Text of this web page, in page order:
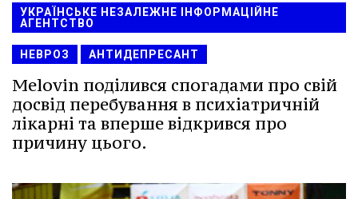
УКРАЇНСЬКЕ НЕЗАЛЕЖНЕ ІНФОРМАЦІЙНЕ
АГЕНТСТВО
НЕВРОЗ АНТИДЕПРЕСАНТ
Melovin поділився спогадами про свій
досвід перебування в психіатричній
лікарні та вперше відкрився про
причину цього.